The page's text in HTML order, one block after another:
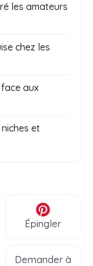
les amateurs
chez les
aux
et
Épingler
Demander à